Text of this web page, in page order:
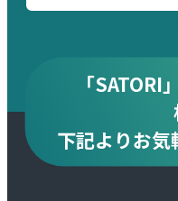
「SATORI
下記よりお気